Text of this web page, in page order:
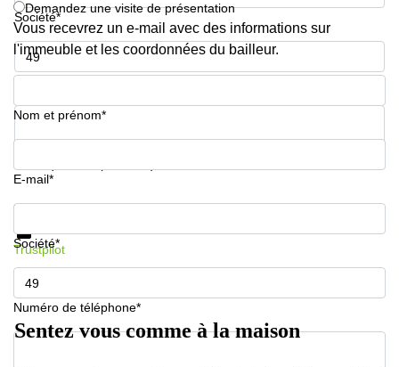
Société*
Numéro de téléphone*
Demandez une visite de présentation
Vous recevrez un e-mail avec des informations sur
l'immeuble et les coordonnées du bailleur.
Nom et prénom*
E-mail*
Société*
Numéro de téléphone*
Informations et prix
Trustpilot
Sentez vous comme à la maison